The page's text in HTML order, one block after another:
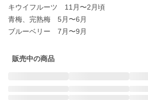
キウイフルーツ　11月〜2月頃
青梅、完熟梅　5月〜6月
ブルーベリー　7月〜9月
販売中の商品